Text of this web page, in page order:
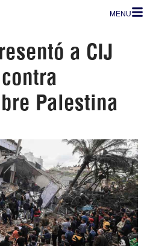
MENU
a CIJ
Palestina